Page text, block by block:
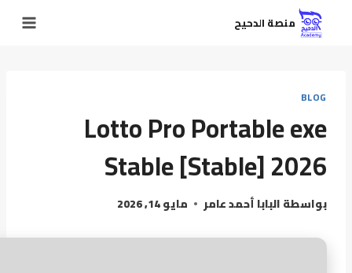
منصة الدحيح
BLOG
Lotto Pro Portable exe
Stable [Stable] 2026
بواسطةالبابا أحمد عامر مايو 14, 2026